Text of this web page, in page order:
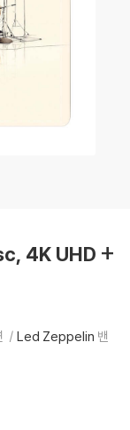
4K UHD +
Led Zeppelin 밴